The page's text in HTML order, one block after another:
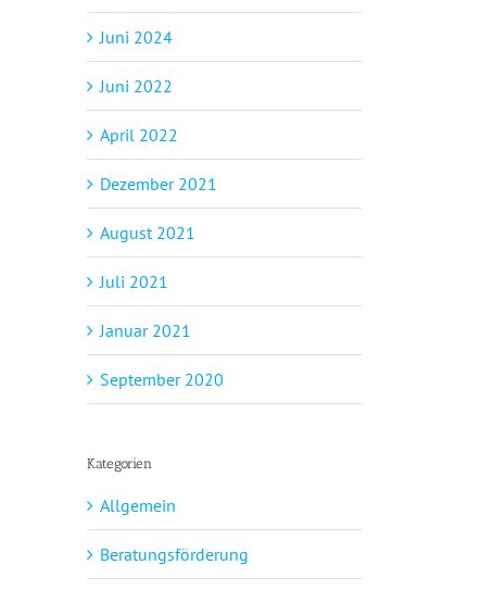
Juni 2024
Juni 2022
April 2022
Dezember 2021
August 2021
Juli 2021
Januar 2021
September 2020
Kategorien
Allgemein
Beratungsförderung